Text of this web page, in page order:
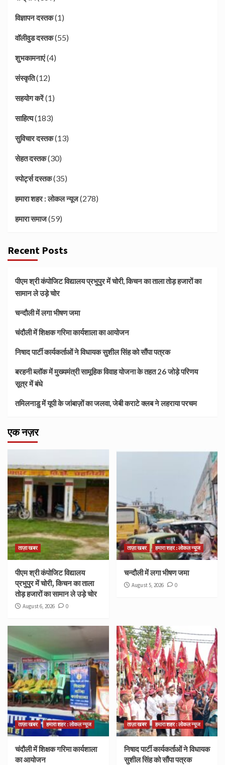
विज्ञापन दस्तक(1)
वॉलीवुड दस्तक(55)
शुभकामनाएं(4)
संस्कृति(12)
सहयोग करें(1)
साहित्य(183)
सुविचार दस्तक(13)
सेहत दस्तक(30)
स्पोर्ट्स दस्तक(35)
हमारा शहर : लोकल न्यूज(278)
हमारा समाज(59)
Recent Posts
पीएम श्री कंपोजिट विद्यालय प्रभुपुर में चोरी, किचन का ताला तोड़ हजारों का
सामान ले उड़े चोर
चन्दौली में लगा भीषण जमा
चंदौली में शिक्षक गरिमा कार्यशाला का आयोजन
निषाद पार्टी कार्यकर्ताओं ने विधायक सुशील सिंह को सौंपा पत्रक
बरहनी ब्लॉक में मुख्यमंत्री सामूहिक विवाह योजना के तहत 26 जोड़े परिणय
सूत्र में बंधे
तमिलनाडु में यूपी के जांबाज़ों का जलवा, जेबी कराटे क्लब ने लहराया परचम
एक नज़र
ताज़ा खबर
पीएम श्री कंपोजिट विद्यालय
प्रभुपुर में चोरी, किचन का ताला
तोड़ हजारों का सामान ले उड़े चोर
August 6, 2026 0
ताज़ा खबर हमारा शहर : लोकल न्यूज
चन्दौली में लगा भीषण जमा
August 5, 2026 0
ताज़ा खबर हमारा शहर : लोकल न्यूज
चंदौली में शिक्षक गरिमा कार्यशाला
का आयोजन
ताज़ा खबर हमारा शहर : लोकल न्यूज
निषाद पार्टी कार्यकर्ताओं ने विधायक
सुशील सिंह को सौंपा पत्रक